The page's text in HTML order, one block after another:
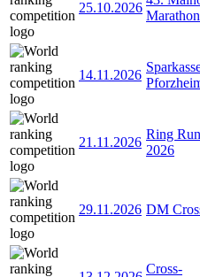
25.10.2026
Marathon
14.11.2026
21.11.2026
Ring
2026
29.11.2026 DM
Cross-